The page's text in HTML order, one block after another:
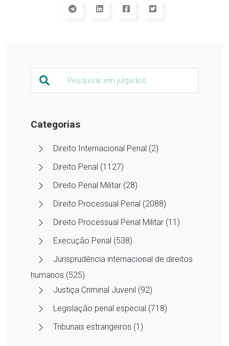
Categorias
Direito Internacional Penal (2)
Direito Penal (1127)
Direito Penal Militar (28)
Direito Processual Penal (2088)
Direito Processual Penal Militar (11)
Execução Penal (538)
Jurisprudência internacional de direitos
humanos (525)
Justiça Criminal Juvenil (92)
Legislação penal especial (718)
Tribunais estrangeiros (1)